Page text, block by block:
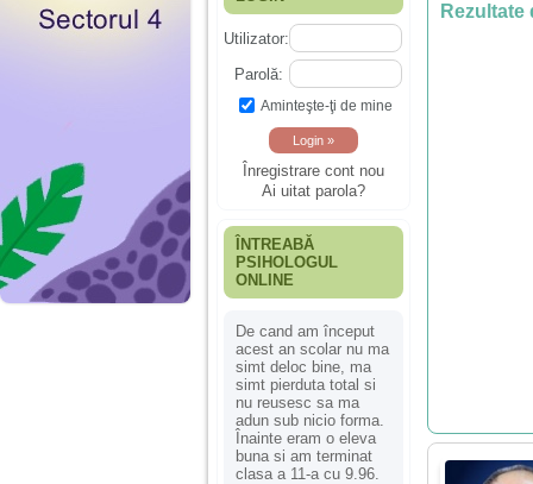
Utilizator:
Parolă:
Aminteşte-ţi de mine
Înregistrare cont nou
Ai uitat parola?
ÎNTREABĂ
PSIHOLOGUL
ONLINE
De cand am început
acest an scolar nu ma
simt deloc bine, ma
simt pierduta total si
nu reusesc sa ma
adun sub nicio forma.
Înainte eram o eleva
buna si am terminat
clasa a 11-a cu 9.96.
Rezultate